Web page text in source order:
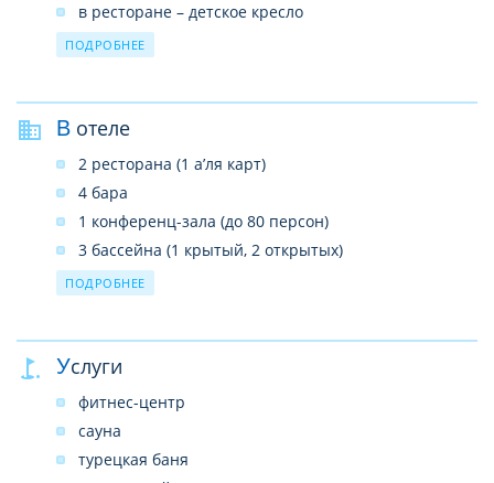
в ресторане – детское кресло
детская площадка
ПОДРОБНЕЕ
В отеле
2 ресторана (1 а’ля карт)
4 бара
1 конференц-зала (до 80 персон)
3 бассейна (1 крытый, 2 открытых)
1 водная горка
SPA–центр
услуги врача
прачечная
почтовые услуги
ПОДРОБНЕЕ
Услуги
фитнес-центр
сауна
турецкая баня